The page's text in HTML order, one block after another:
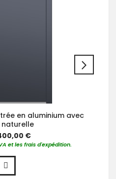
en aluminium avec
naturelle
€
et les frais d'expédition.